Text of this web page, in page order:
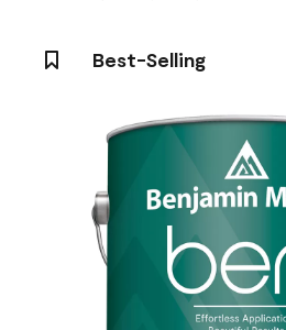
Best-Selling